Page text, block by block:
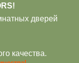
дверей
качества.